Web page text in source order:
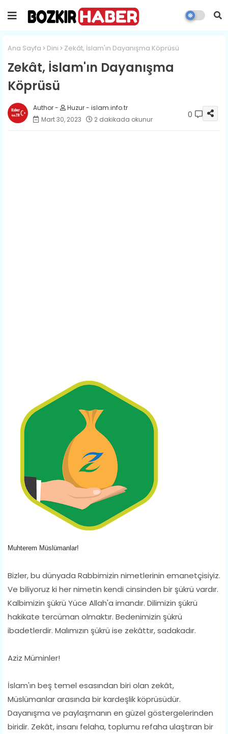
Ana Sayfa Dini Zekât, İslam'ın Dayanışma Köprüsü
Zekât, İslam'ın Dayanışma
Köprüsü
Huzur - islam.info.tr
Mart 30, 2023
2 dakikada okunur 0
Muhterem Müslümanlar!
Bizler, bu dünyada Rabbimizin nimetlerinin emanetçisiyiz.
Ve biliyoruz ki her nimetin kendi cinsinden bir şükrü vardır.
Kalbimizin şükrü Yüce Allah'a imandır. Dilimizin şükrü
hakikate tercüman olmaktır. Bedenimizin şükrü
ibadetlerdir. Malımızın şükrü ise zekâttır, sadakadır.
Aziz Müminler!
İslam'ın beş temel esasından biri olan zekât,
Müslümanlar arasında bir kardeşlik köprüsüdür.
Dayanışma ve paylaşmanın en güzel göstergelerinden
biridir. Zekât, insanı felaha, toplumu refaha ulaştıran bir